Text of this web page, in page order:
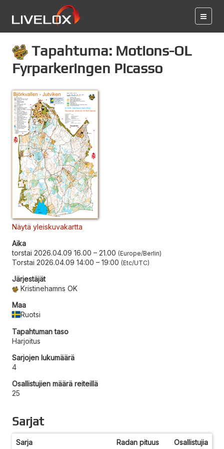
Tapahtuma: Motions-OL
Fyrparkeringen Picasso
Näytä yleiskuvakartta
Aika
torstai 2026.04.09 16.00 – 21.00 Europe/Berlin
Torstai 2026.04.09 14:00 – 19:00 Etc/UTC
Järjestäjät
Kristinehamns OK
Maa
Ruotsi
Tapahtuman taso
Harjoitus
Sarjojen lukumäärä
4
Osallistujien määrä reiteillä
25
Sarjat
Sarja Radan pituus Osallistujia